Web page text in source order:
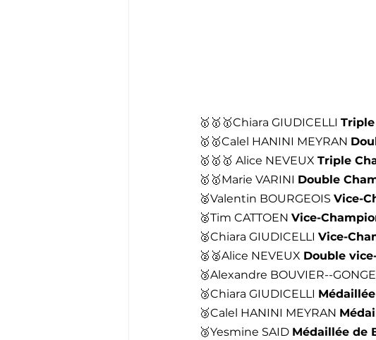
🥇🥇🥇Chiara GIUDICELLI
🥇🥇Calel HANINI MEYRAN
🥇🥇🥇 Alice NEVEUX Triple
🥇🥇Marie VARINI Double
🥈Valentin BOURGEOIS Vice-
🥈Tim CATTOEN Vice-
🥈Chiara GIUDICELLI Vice-
🥈🥈Alice NEVEUX Double
🥉Alexandre BOUVIER--
🥉Chiara GIUDICELLI
🥉Calel HANINI MEYRAN
🥉Yesmine SAID Médaillée de